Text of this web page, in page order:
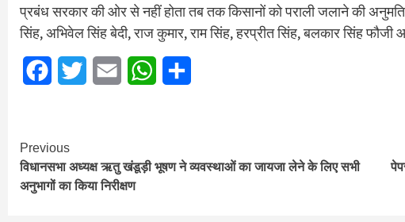
प्रबंध सरकार की ओर से नहीं होता तब तक किसानों को पराली जलाने की
सिंह, अभिवेल सिंह बेदी, राज कुमार, राम सिंह, हरप्रीत सिंह, बलकार सिंह
FacebookTwitter Email WhatsApp
Continue
Reading
Previous
विधानसभा अध्यक्ष ऋतु खंडूड़ी भूषण ने व्यवस्थाओं का जायजा लेने के लिए सभी
अनुभागों का किया निरीक्षण